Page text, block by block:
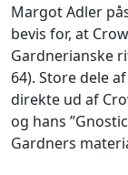
Margot Adler
bevis for, at
Gardnerianske
64). Store dele
direkte ud af
og hans
Gardners